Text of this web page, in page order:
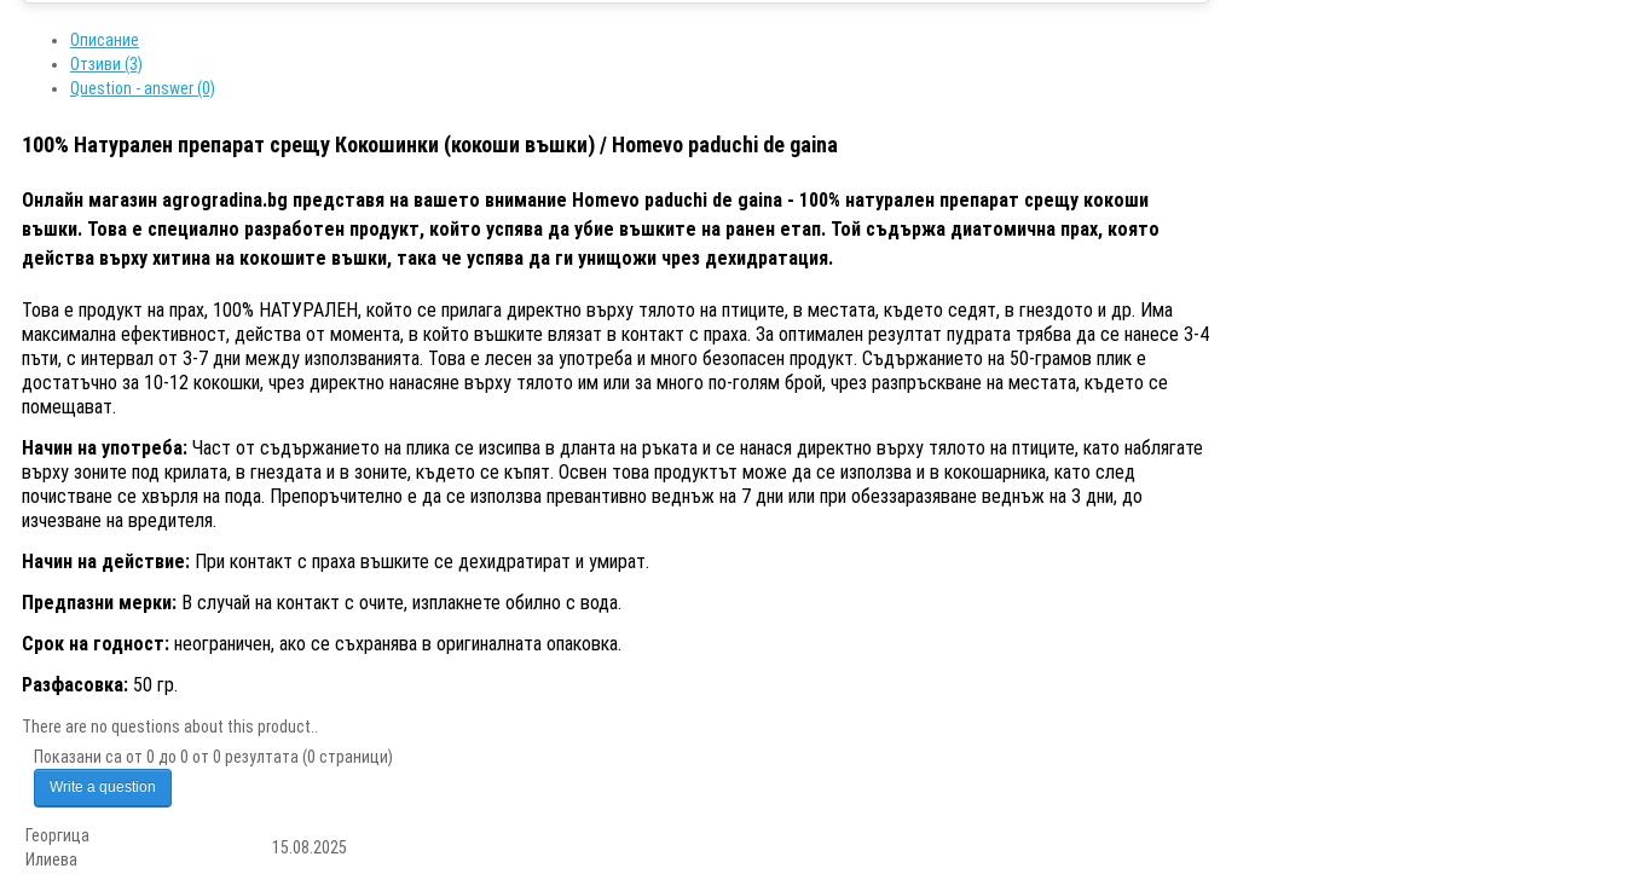
Описание
Отзиви (3)
Question - answer (0)
100% Натурален препарат срещу Кокошинки (кокоши въшки) / Homevo paduchi de gaina
Онлайн магазин agrogradina.bg представя на вашето внимание Homevo paduchi de gaina - 100% натурален препарат срещу кокоши
въшки. Това е специално разработен продукт, който успява да убие въшките на ранен етап. Той съдържа диатомична прах, която
действа върху хитина на кокошите въшки, така че успява да ги унищожи чрез дехидратация.
Това е продукт на прах, 100% НАТУРАЛЕН, който се прилага директно върху тялото на птиците, в местата, където седят, в гнездото и др. Има
максимална ефективност, действа от момента, в който въшките влязат в контакт с праха. За оптимален резултат пудрата трябва да се нанесе 3-4
пъти, с интервал от 3-7 дни между използванията. Това е лесен за употреба и много безопасен продукт. Съдържанието на 50-грамов плик е
достатъчно за 10-12 кокошки, чрез директно нанасяне върху тялото им или за много по-голям брой, чрез разпръскване на местата, където се
помещават.
Начин на употреба: Част от съдържанието на плика се изсипва в дланта на ръката и се нанася директно върху тялото на птиците, като наблягате
върху зоните под крилата, в гнездата и в зоните, където се къпят. Освен това продуктът може да се използва и в кокошарника, като след
почистване се хвърля на пода. Препоръчително е да се използва превантивно веднъж на 7 дни или при обеззаразяване веднъж на 3 дни, до
изчезване на вредителя.
Начин на действие: При контакт с праха въшките се дехидратират и умират.
Предпазни мерки: В случай на контакт с очите, изплакнете обилно с вода.
Срок на годност: неограничен, ако се съхранява в оригиналната опаковка.
Разфасовка: 50 гр.
There are no questions about this product..
Показани са от 0 до 0 от 0 резултата (0 страници)
Write a question
Георгица
Илиева
15.08.2025